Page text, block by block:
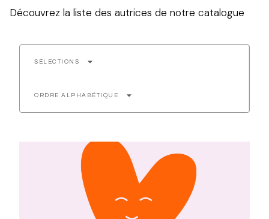
Découvrez la liste des autrices de notre catalogue
SÉLECTIONS arrow_drop_down
ORDRE ALPHABÉTIQUE arrow_drop_down